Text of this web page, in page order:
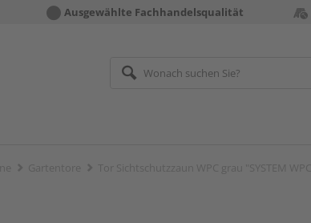
Ausgewählte Fachhandelsqualität